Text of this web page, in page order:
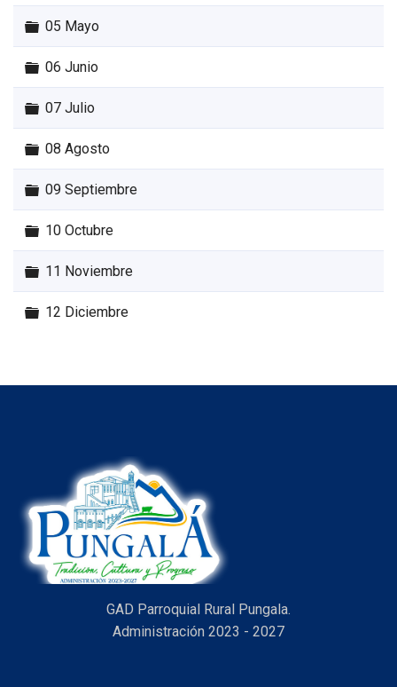
Carpeta
05 Mayo
Carpeta
06 Junio
Carpeta
07 Julio
Carpeta
08 Agosto
Carpeta
09 Septiembre
Carpeta
10 Octubre
Carpeta
11 Noviembre
Carpeta
12 Diciembre
GAD Parroquial Rural Pungala.
Administración 2023 - 2027